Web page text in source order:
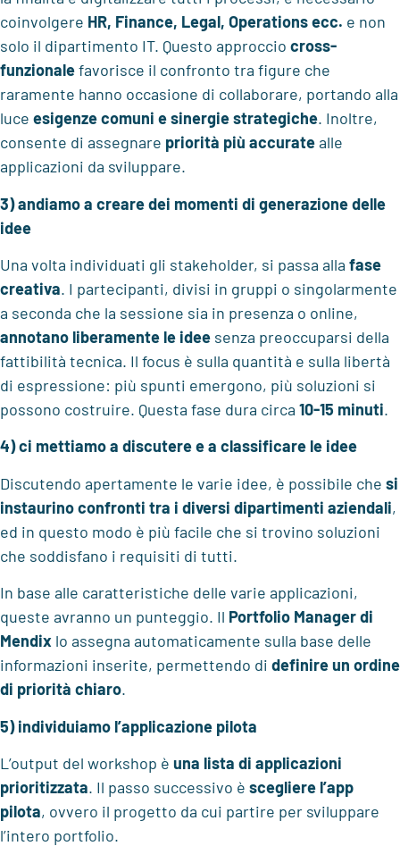
coinvolgere HR, Finance, Legal, Operations ecc. e non
solo il dipartimento IT. Questo approccio cross-
funzionalefavorisce il confronto tra figure che
raramente hanno occasione di collaborare, portando alla
luce esigenze comuni e sinergie strategiche. Inoltre,
consente di assegnare priorità più accuratealle
applicazioni da sviluppare.
3) andiamo a creare dei momenti di generazione delle
idee
Una volta individuati gli stakeholder, si passa alla fase
creativa. I partecipanti, divisi in gruppi o singolarmente
a seconda che la sessione sia in presenza o online,
annotano liberamente le idee senza preoccuparsi della
fattibilità tecnica. Il focus è sulla quantità e sulla libertà
di espressione: più spunti emergono, più soluzioni si
possono costruire. Questa fase dura circa 10-15 minuti.
4) ci mettiamo a discutere e a classificare le idee
Discutendo apertamente le varie idee, è possibile che si
instaurinoconfronti tra i diversi dipartimenti aziendali,
ed in questo modo è più facile che si trovino soluzioni
che soddisfano i requisiti di tutti.
In base alle caratteristiche delle varie applicazioni,
queste avranno un punteggio. Il Portfolio Manager di
Mendix lo assegna automaticamente sulla base delle
informazioni inserite, permettendo di definire un ordine
di priorità chiaro.
5) individuiamo l’applicazione pilota
L’output del workshop è una lista di applicazioni
prioritizzata. Il passo successivo è scegliere l’app
pilota, ovvero il progetto da cui partire per sviluppare
l’intero portfolio.